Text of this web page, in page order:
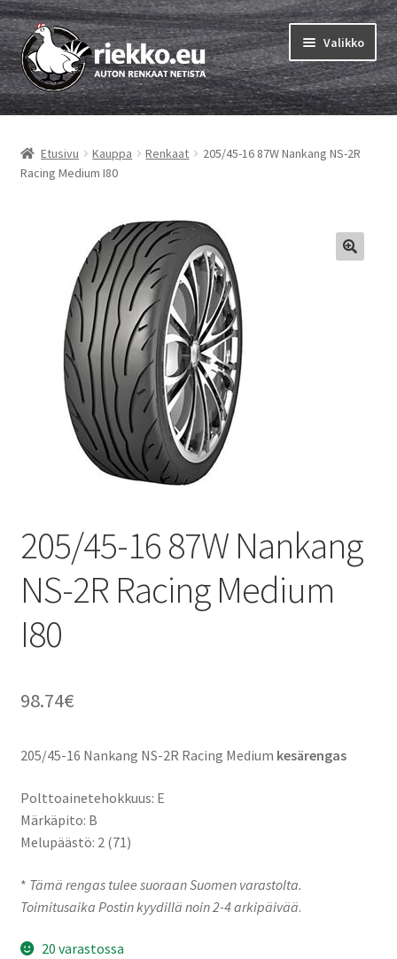
Siirry
navigointiin
Siirry
sisältöön
Valikko
Etusivu
Vinkit & ohjeet
Auton renkaat
Rengastestit
Etusivu Kauppa Renkaat
205/45-16 87W Nankang NS-2R
Racing Medium I80
205/45-16 87W Nankang
NS-2R Racing Medium
I80
98.74€
205/45-16 Nankang NS-2R Racing Medium kesärengas
Polttoainetehokkuus: E
Märkäpito: B
Melupäästö: 2 (71)
* Tämä rengas tulee suoraan Suomen varastolta.
Toimitusaika Postin kyydillä noin 2-4 arkipäivää.
20 varastossa